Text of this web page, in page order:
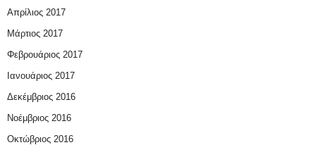
Απρίλιος 2017
Μάρτιος 2017
Φεβρουάριος 2017
Ιανουάριος 2017
Δεκέμβριος 2016
Νοέμβριος 2016
Οκτώβριος 2016